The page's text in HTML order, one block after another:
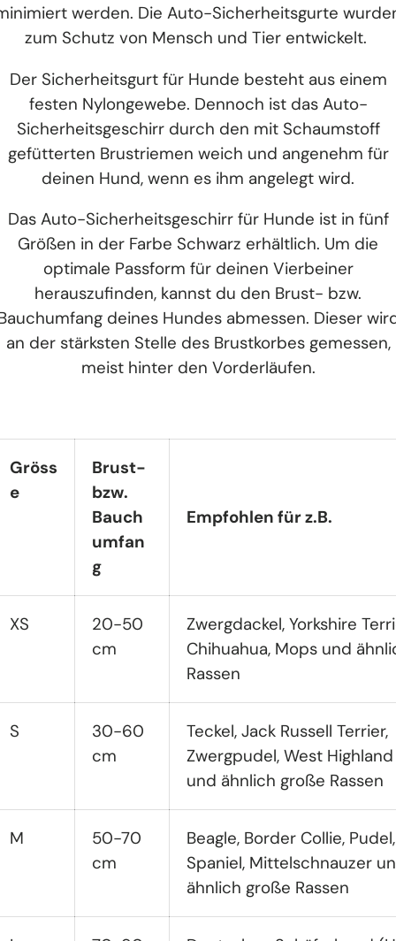
werden. Die Auto-Sicherheitsgurte
zum Schutz von Mensch und Tier entwickelt.
Der Sicherheitsgurt für Hunde besteht aus einem
festen Nylongewebe. Dennoch ist das Auto-
Sicherheitsgeschirr durch den mit Schaumstoff
gefütterten Brustriemen weich und angenehm für
deinen Hund, wenn es ihm angelegt wird.
Das Auto-Sicherheitsgeschirr für Hunde ist in fünf
Größen in der Farbe Schwarz erhältlich. Um die
optimale Passform für deinen Vierbeiner
herauszufinden, kannst du den Brust- bzw.
deines Hundes abmessen. Dieser
an der stärksten Stelle des Brustkorbes gemessen,
meist hinter den Vorderläufen.
Gröss
e
Brust-
bzw.
Bauch
umfan
g
Empfohlen für z.B.
XS
20-50
cm
Zwergdackel, Yorkshire
Chihuahua, Mops und
Rassen
S
30-60
cm
Teckel, Jack Russell Terrier,
Zwergpudel, West
und ähnlich große Rassen
M
50-70
cm
Beagle, Border Collie,
Spaniel, Mittelschnauzer
ähnlich große Rassen